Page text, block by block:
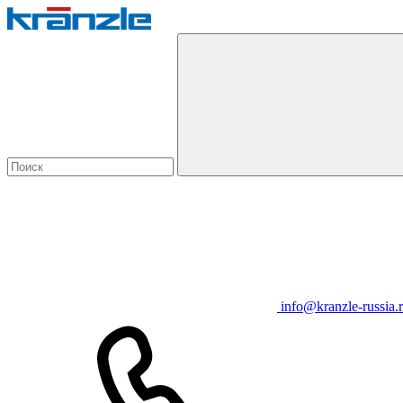
info@kranzle-